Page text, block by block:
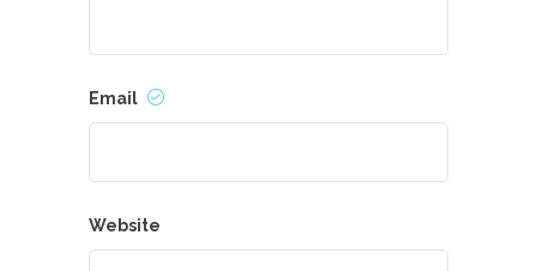
Email
Website